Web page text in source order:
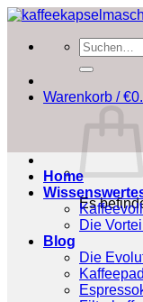
Zum
springen
Suchen
nach:
Warenkorb /€
Es
Home
Die
Blog
Die